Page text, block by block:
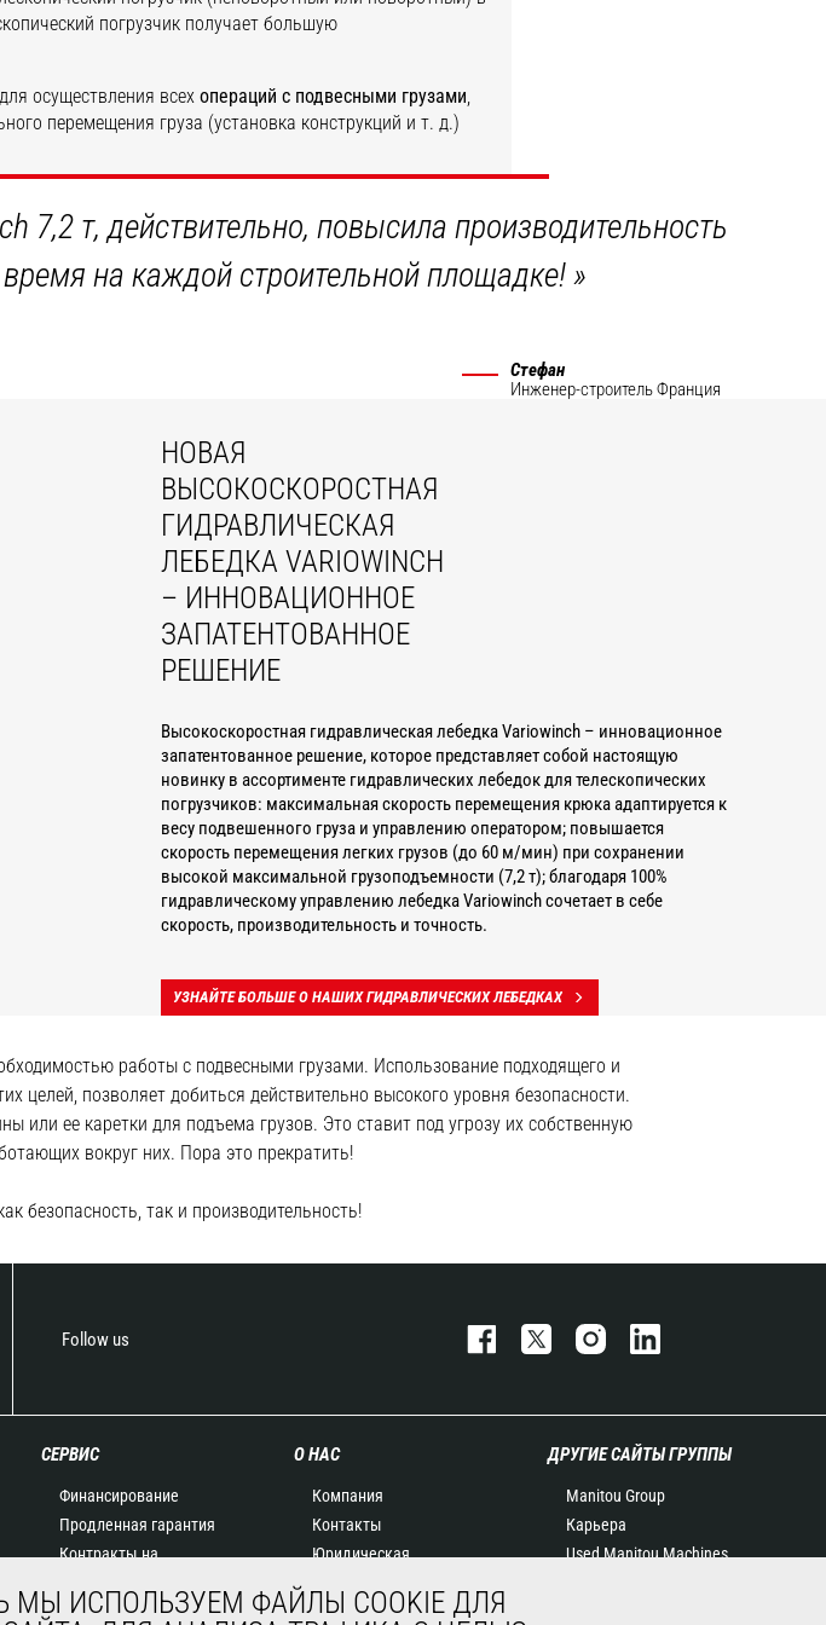
погрузчик получает большую
осуществления всех операций с подвесными грузами,
перемещения груза (установка конструкций и т. д.)
7,2 т, действительно, повысила производительность
на каждой строительной площадке!»
Стефан
Инженер-строительФранция
НОВАЯ
ВЫСОКОСКОРОСТНАЯ
ГИДРАВЛИЧЕСКАЯ
ЛЕБЕДКА VARIOWINCH
– ИННОВАЦИОННОЕ
ЗАПАТЕНТОВАННОЕ
РЕШЕНИЕ
Высокоскоростная гидравлическая лебедка Variowinch – инновационное
запатентованное решение, которое представляет собой настоящую
новинку в ассортименте гидравлических лебедок для телескопических
погрузчиков: максимальная скорость перемещения крюка адаптируется к
весу подвешенного груза и управлению оператором; повышается
скорость перемещения легких грузов (до 60 м/мин) при сохранении
высокой максимальной грузоподъемности (7,2 т); благодаря 100%
гидравлическому управлению лебедка Variowinch сочетает в себе
скорость, производительность и точность.
УЗНАЙТЕ БОЛЬШЕ О НАШИХ ГИДРАВЛИЧЕСКИХ ЛЕБЕДКАХ
работы с подвесными грузами. Использование подходящего и
целей, позволяет добиться действительно высокого уровня безопасности.
ее каретки для подъема грузов. Это ставит под угрозу их собственную
вокруг них. Пора это прекратить!
безопасность, так и производительность!
Follow us
СЕРВИС
Финансирование
Продленная гарантия
Контракты на
обслуживание
О НАС
Компания
Контакты
Юридическая
Мероприятия
ДРУГИЕ САЙТЫ ГРУППЫ
Manitou Group
Карьера
Used Manitou Machines
МЫ ИСПОЛЬЗУЕМ ФАЙЛЫ COOKIE ДЛЯ